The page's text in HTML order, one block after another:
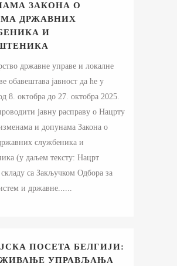
ЗАКОНА О
ДРЖАВНИХ
И
државне управе и локалне
обавештава јавност да ће у
8. октобра до 27. октобра 2025.
јавну расправу о Нацрту
и допунама Закона о
службеника и
(у даљем тексту: Нацрт
са Закључком Одбора за
и државне......
ПОСЕТА БЕЛГИЈИ:
УПРАВЉАЊА